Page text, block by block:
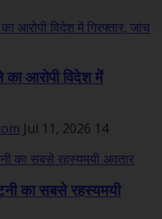
आरोपी विदेश में
Jul 11, 2026 14
का सबसे रहस्यमयी